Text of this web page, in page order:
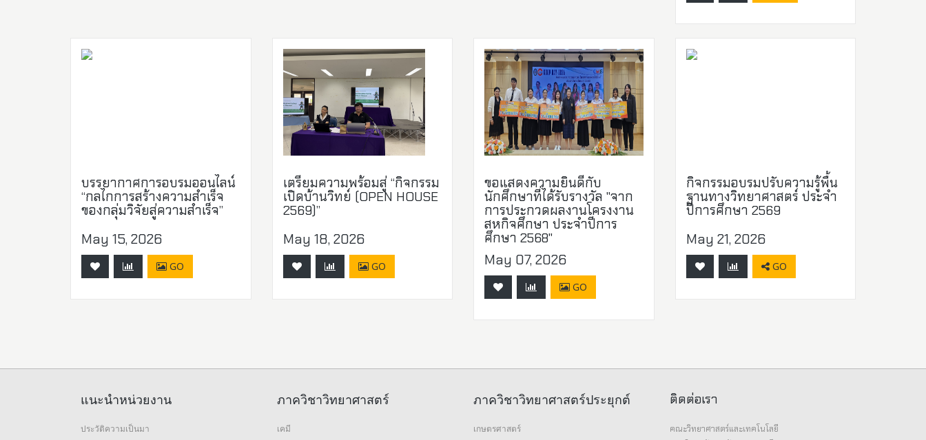
บรรยากาศการอบรมออนไลน์
“กลไกการสร้างความสำเร็จ
ของกลุ่มวิจัยสู่ความสำเร็จ”
May 15, 2026
GO
เตรียมความพร้อมสู่ “กิจกรรม
เปิดบ้านวิทย์ (OPEN HOUSE
2569)”
May 18, 2026
GO
ขอแสดงความยินดีกับ
นักศึกษาที่ได้รับรางวัล "จาก
การประกวดผลงานโครงงาน
สหกิจศึกษา ประจำปีการ
ศึกษา 2568"
May 07, 2026
GO
กิจกรรมอบรมปรับความรู้พื้น
ฐานทางวิทยาศาสตร์ ประจำ
ปีการศึกษา 2569
May 21, 2026
GO
แนะนำหน่วยงาน
ประวัติความเป็นมา
ภาควิชาวิทยาศาสตร์
เคมี
ภาควิชาวิทยาศาสตร์ประยุกต์
เกษตรศาสตร์
ติดต่อเรา
คณะวิทยาศาสตร์และเทคโนโลยี